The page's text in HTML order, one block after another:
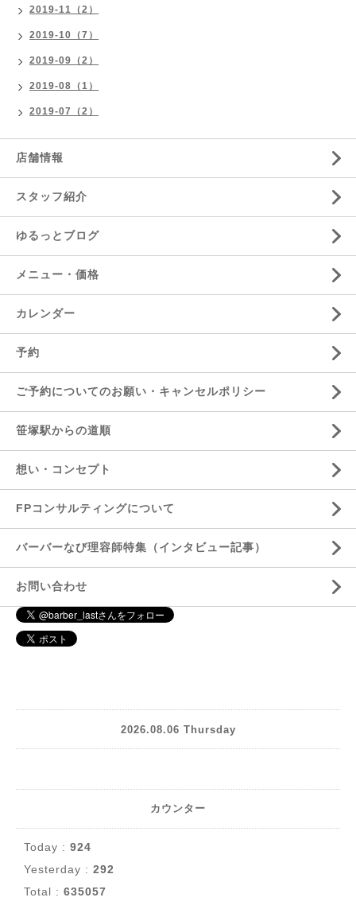
2019-11（2）
2019-10（7）
2019-09（2）
2019-08（1）
2019-07（2）
店舗情報
スタッフ紹介
ゆるっとブログ
メニュー・価格
カレンダー
予約
ご予約についてのお願い・キャンセルポリシー
笹塚駅からの道順
想い・コンセプト
FPコンサルティングについて
バーバーなび理容師特集（インタビュー記事）
お問い合わせ
2026.08.06 Thursday
カウンター
Today : 924
Yesterday : 292
Total : 635057